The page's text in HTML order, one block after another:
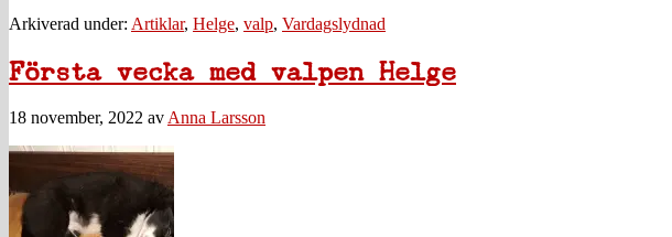
Arkiverad under: Artiklar, Helge, valp, Vardagslydnad
Första vecka med valpen Helge
18 november, 2022 av Anna Larsson